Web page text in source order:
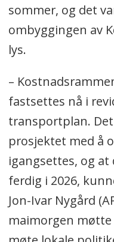
sommer, og det
ombyggingen av
lys.
–
fastsettes nå i
transportplan.
prosjektet med å
igangsettes, og at
ferdig i 2026,
Jon-Ivar Nygård
maimorgen